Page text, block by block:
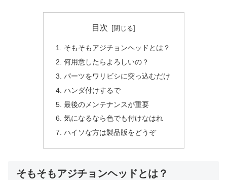
目次
そもそもアジチョンヘッドとは？
何用意したらよろしいの？
パーツをワリビシに突っ込むだけ
ハンダ付けするで
最後のメンテナンスが重要
気になるなら色でも付けなはれ
ハイソな方は製品版をどうぞ
そもそもアジチョンヘッドとは？